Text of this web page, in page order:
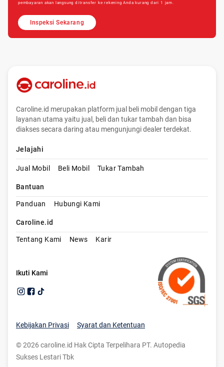
pembayaran akan langsung ditransfer ke rekening Anda kurang dari 1 jam.
Inspeksi Sekarang
Caroline.id merupakan platform jual beli mobil dengan tiga
layanan utama yaitu jual, beli dan tukar tambah dan bisa
diakses secara daring atau mengunjungi dealer terdekat.
Jelajahi
Jual Mobil Beli Mobil Tukar Tambah
Bantuan
Panduan Hubungi Kami
Caroline.id
Tentang Kami News Karir
Ikuti Kami
Kebijakan Privasi Syarat dan Ketentuan
©2026 caroline.id Hak Cipta Terpelihara PT. Autopedia
Sukses Lestari Tbk